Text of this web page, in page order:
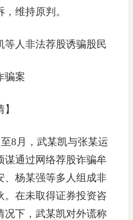
维持原判。
人非法荐股诱骗股民
案
月，武某凯与张某运
谋通过网络荐股诈骗牟
、杨某强等多人组成非
。在未取得证券投资咨
况下，武某凯对外谎称